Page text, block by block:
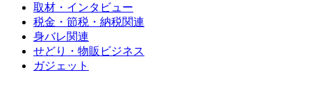
取材・インタビュー
税金・節税・納税関連
身バレ関連
せどり・物販ビジネス
ガジェット